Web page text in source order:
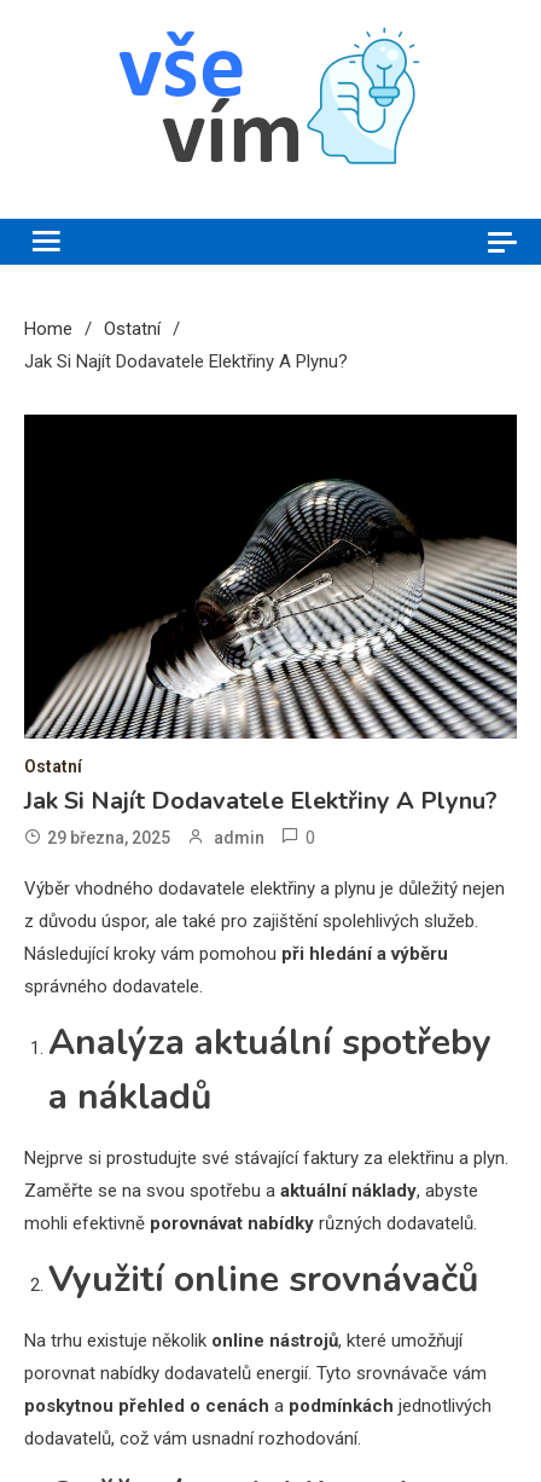
Home
Ostatní
Jak Si Najít Dodavatele Elektřiny A Plynu?
Ostatní
Jak Si Najít Dodavatele Elektřiny A Plynu?
29 března, 2025 admin 0
Výběr vhodného dodavatele elektřiny a plynu je důležitý nejen
z důvodu úspor, ale také pro zajištění spolehlivých služeb.
Následující kroky vám pomohou při hledání a výběru
správného dodavatele.
Analýza aktuální spotřeby
a nákladů
Nejprve si prostudujte své stávající faktury za elektřinu a plyn.
Zaměřte se na svou spotřebu a aktuální náklady, abyste
mohli efektivně porovnávat nabídky různých dodavatelů.
Využití online srovnávačů
Na trhu existuje několik online nástrojů, které umožňují
porovnat nabídky dodavatelů energií. Tyto srovnávače vám
poskytnou přehled o cenách a podmínkách jednotlivých
dodavatelů, což vám usnadní rozhodování.